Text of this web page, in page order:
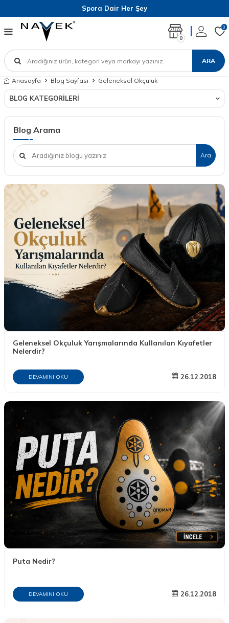
Spora Dair Her Şey
ARA
0
0
Anasayfa Blog Sayfası Geleneksel Okçuluk
BLOG KATEGORILERI
Blog Arama
Ara
Geleneksel Okçuluk Yarışmalarında Kullanılan Kıyafetler
Nelerdir?
DEVAMINI OKU 26.12.2018
Puta Nedir?
DEVAMINI OKU 26.12.2018